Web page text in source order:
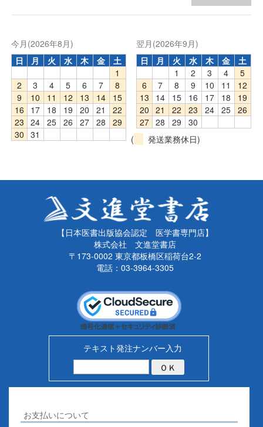
今月(2026年8月)
日
月 火 水 木 金
土
1
2
3 4 5 6 7
8
9
10 11 12 13 14
15
16
17 18 19 20 21
22
23
24 25 26 27 28
29
30
31
翌月(2026年9月)
日
月 火 水 木 金
土
1
2 3 4
5
6
7 8 9 10 11
12
13
14 15 16 17 18
19
20
21 22 23 24 25
26
27 28 29
30
(
発送業務休日)
【日本医書出版協会認定 医学書専門店】
株式会社 文進堂書店
〒173-0002 東京都板橋区稲荷台2-2
電話：03-3964-3305
テキスト発注ナンバー入力
お支払いについて